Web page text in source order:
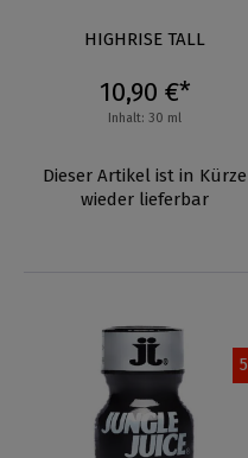
HIGHRISE TALL
10,90 €*
Inhalt: 30 ml
Dieser Artikel ist in Kürze
wieder lieferbar
5